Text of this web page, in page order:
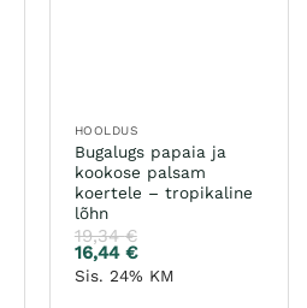
HOOLDUS
Bugalugs papaia ja
kookose palsam
koertele – tropikaline
lõhn
19,34€
16,44 €
Sis. 24% KM